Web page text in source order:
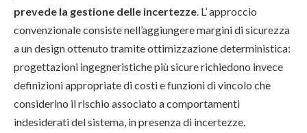
prevede la gestione delle incertezze . L’ approccio
convenzionale consiste nell’aggiungere margini di sicurezza
a un design ottenuto tramite ottimizzazione deterministica:
progettazioni ingegneristiche più sicure richiedono invece
definizioni appropriate di costi e funzioni di vincolo che
considerino il rischio associato a comportamenti
indesiderati del sistema, in presenza di incertezze.